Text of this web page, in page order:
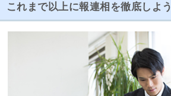
これまで以上に報連相を徹底しよう